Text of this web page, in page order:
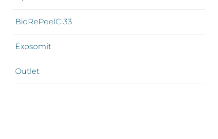
BioRePeelCI33
Exosomit
Outlet